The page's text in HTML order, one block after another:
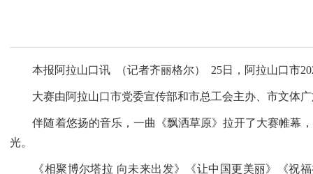
本报阿拉山口讯 （记者齐丽格尔） 25日，阿拉山口市
大赛由阿拉山口市党委宣传部和市总工会主办、市文体广
伴随着悠扬的音乐，一曲《飘洒草原》拉开了大赛帷幕，
光。
《相聚博尔塔拉 向未来出发》《让中国更美丽》《祝福